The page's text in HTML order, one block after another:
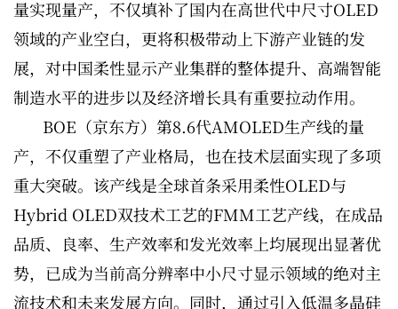
量实现量产，不仅填补了国内在高世代中尺寸OLED
领域的产业空白，更将积极带动上下游产业链的发
展，对中国柔性显示产业集群的整体提升、高端智能
制造水平的进步以及经济增长具有重要拉动作用。
BOE（京东方）第8.6代AMOLED生产线的量
产，不仅重塑了产业格局，也在技术层面实现了多项
重大突破。该产线是全球首条采用柔性OLED与
Hybrid OLED双技术工艺的FMM工艺产线，在成品
品质、良率、生产效率和发光效率上均展现出显著优
势，已成为当前高分辨率中小尺寸显示领域的绝对主
流技术和未来发展方向。同时，通过引入低温多晶硅